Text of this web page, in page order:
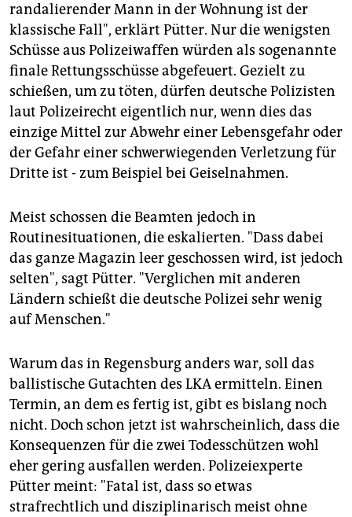
randalierender Mann in der Wohnung ist der
klassische Fall", erklärt Pütter. Nur die wenigsten
Schüsse aus Polizeiwaffen würden als sogenannte
finale Rettungsschüsse abgefeuert. Gezielt zu
schießen, um zu töten, dürfen deutsche Polizisten
laut Polizeirecht eigentlich nur, wenn dies das
einzige Mittel zur Abwehr einer Lebensgefahr oder
der Gefahr einer schwerwiegenden Verletzung für
Dritte ist - zum Beispiel bei Geiselnahmen.
Meist schossen die Beamten jedoch in
Routinesituationen, die eskalierten. "Dass dabei
das ganze Magazin leer geschossen wird, ist jedoch
selten", sagt Pütter. "Verglichen mit anderen
Ländern schießt die deutsche Polizei sehr wenig
auf Menschen."
Warum das in Regensburg anders war, soll das
ballistische Gutachten des LKA ermitteln. Einen
Termin, an dem es fertig ist, gibt es bislang noch
nicht. Doch schon jetzt ist wahrscheinlich, dass die
Konsequenzen für die zwei Todesschützen wohl
eher gering ausfallen werden. Polizeiexperte
Pütter meint: "Fatal ist, dass so etwas
strafrechtlich und disziplinarisch meist ohne